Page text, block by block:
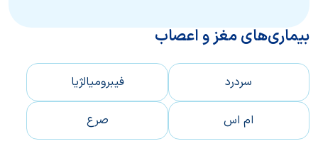
بیماری‌های مغز و اعصاب
سردرد فیبرومیالژیا
ام اس صرع